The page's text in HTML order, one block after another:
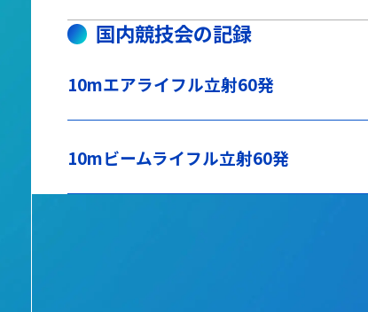
国内競技会の記録
10mエアライフル立射60発
10mビームライフル立射60発